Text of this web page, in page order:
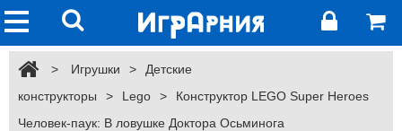
> Игрушки >
Детские
конструкторы
> Lego >
Конструктор LEGO Super Heroes
Человек-паук: В ловушке Доктора Осьминога